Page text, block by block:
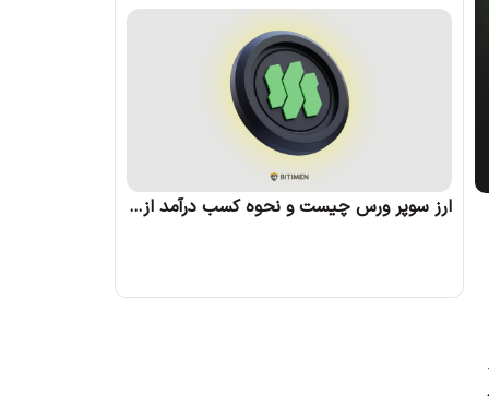
ارز سوپر ورس چیست و نحوه کسب درآمد از آن چگونه است؟